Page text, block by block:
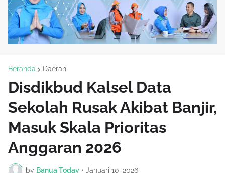
Beranda Daerah
Disdikbud Kalsel Data
Sekolah Rusak Akibat Banjir,
Masuk Skala Prioritas
Anggaran 2026
by Banua Today • Januari 10, 2026